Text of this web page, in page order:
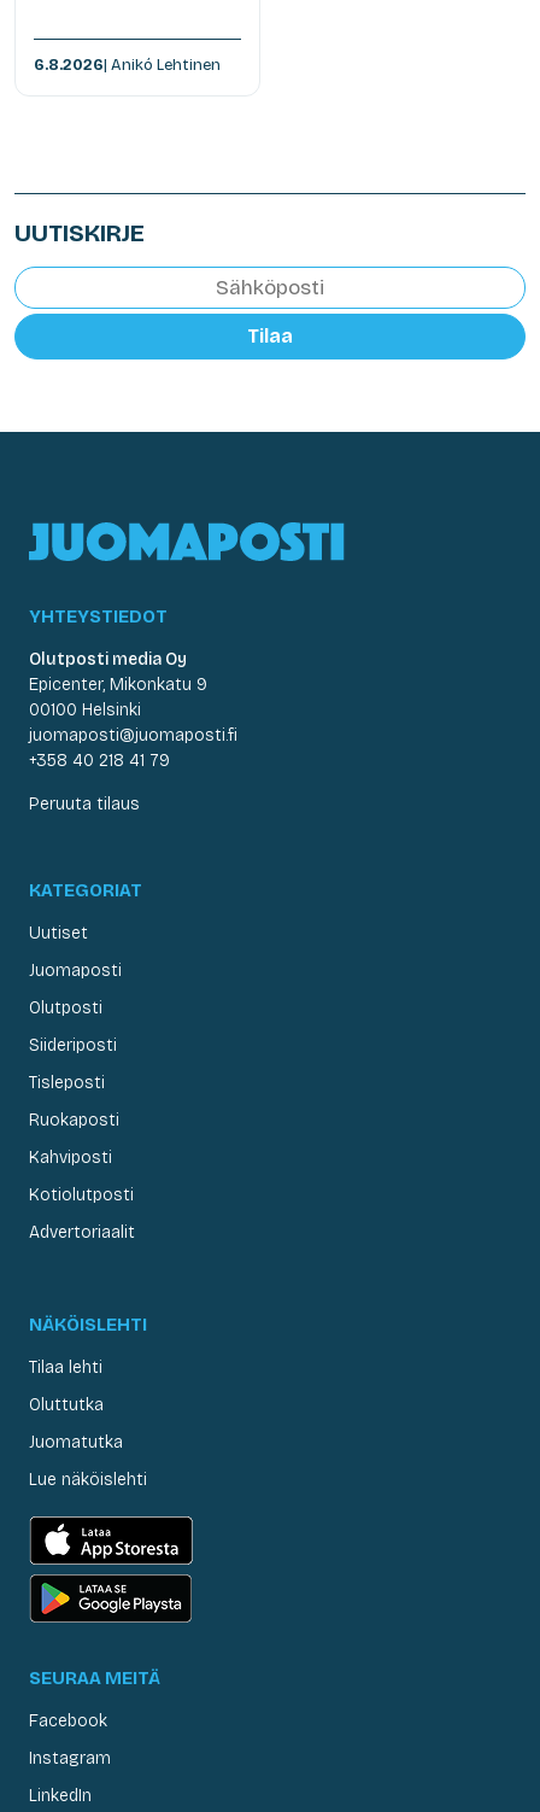
6.8.2026| Anikó Lehtinen
UUTISKIRJE
Tilaa
YHTEYSTIEDOT
Olutposti media Oy
Epicenter, Mikonkatu 9
00100 Helsinki
juomaposti@juomaposti.fi
+358 40 218 41 79
Peruuta tilaus
KATEGORIAT
Uutiset
Juomaposti
Olutposti
Siideriposti
Tisleposti
Ruokaposti
Kahviposti
Kotiolutposti
Advertoriaalit
NÄKÖISLEHTI
Tilaa lehti
Oluttutka
Juomatutka
Lue näköislehti
SEURAA MEITÄ
Facebook
Instagram
LinkedIn